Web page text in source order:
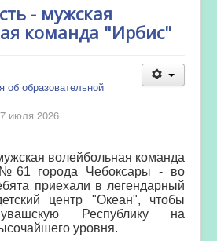
- мужская
команда "Ирбис"
об образовательной
июля 2026
волейбольная команда
города Чебоксары - во
приехали в легендарный
центр "Океан", чтобы
Республику на
уровня.